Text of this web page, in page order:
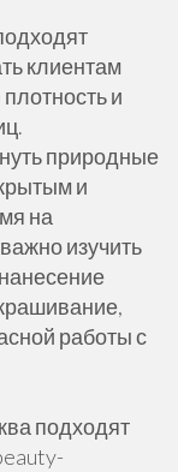
клиентам
и
природные
и
на
изучить
работы с
подходят